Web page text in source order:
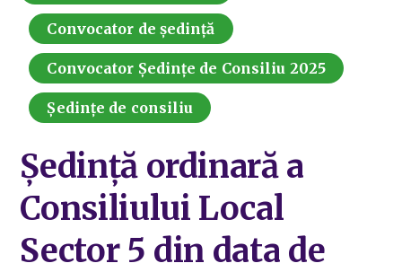
Convocator de ședință
Convocator Ședințe de Consiliu 2025
Ședințe de consiliu
Ședință ordinară a
Consiliului Local
Sector 5 din data de